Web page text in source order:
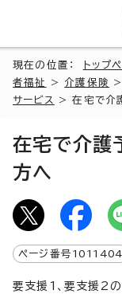
現在の位置： トップ
者福祉
> 介護保険 >
サービス
> 在宅で介
在宅で介護
方へ
ページ番号 1011404
要支援1、要支援2